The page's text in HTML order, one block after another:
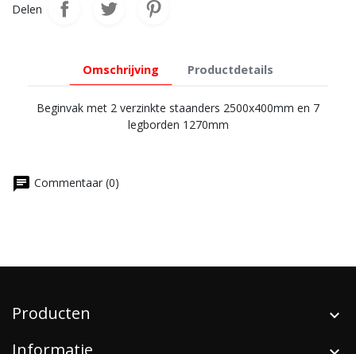
Delen
Omschrijving Productdetails
Beginvak met 2 verzinkte staanders 2500x400mm en 7
legborden 1270mm
chat Commentaar (0)
Producten
Informatie